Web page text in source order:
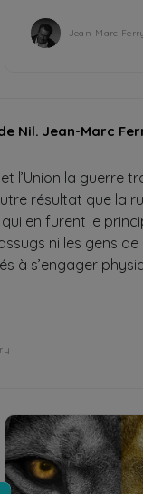
Jean-Marc
Nil. Jean-Marc
l’Union la guerre
résultat que la
en furent le
ni les gens
à s’engager